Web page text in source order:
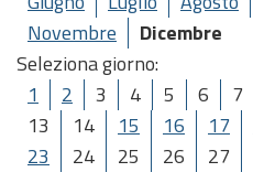
Novembre
Dicembre
Seleziona giorno:
1
2 3 4 5 6 7
13
14 15 16 17
23
24 25 26 27